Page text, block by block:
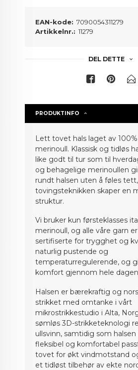
EAN-kode: 7090054311279
Artikkelnr.: 11279
DEL DETTE
PRODUKTINFO
Lett tovet hals laget av
merinoull. Klassisk og tidløs
like godt til tur som til
og behagelige merinoullen
rundt halsen uten å føles
tovingsteknikken skaper en
struktur.
Vi bruker kun førsteklasses
merinoull, og alle våre garn
sertifiserte for trygghet og
naturlig pustende og
temperaturregulerende, og
komfort gjennom hele
Halsen er bærekraftig og
strikket med omtanke i vårt
mikrostrikkestudio i Alta,
sømløs 3D-strikketeknologi
ullsvinn, samtidig som halsen
fleksibel og komfortabel
tovet for økt vindmotstand
et tidløst tilbehør av ekte